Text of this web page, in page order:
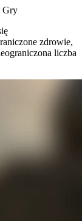
Gry
zdrowie,
liczba